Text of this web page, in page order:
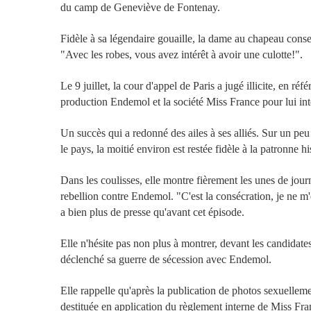
du camp de Geneviève de Fontenay.
Fidèle à sa légendaire gouaille, la dame au chapeau
"Avec les robes, vous avez intérêt à avoir une culotte!".
Le 9 juillet, la cour d'appel de Paris a jugé illicite, en
production Endemol et la société Miss France pour lui
Un succès qui a redonné des ailes à ses alliés. Sur un
le pays, la moitié environ est restée fidèle à la
Dans les coulisses, elle montre fièrement les unes de
rebellion contre Endemol. "C'est la consécration, je ne
a bien plus de presse qu'avant cet épisode.
Elle n'hésite pas non plus à montrer, devant les
déclenché sa guerre de sécession avec Endemol.
Elle rappelle qu'après la publication de photos
destituée en application du règlement interne de Miss